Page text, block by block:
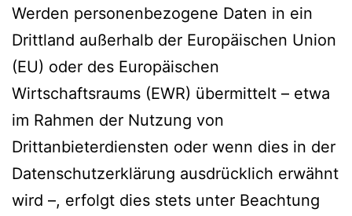
Werden personenbezogene Daten in ein
Drittland außerhalb der Europäischen Union
(EU) oder des Europäischen
Wirtschaftsraums (EWR) übermittelt – etwa
im Rahmen der Nutzung von
Drittanbieterdiensten oder wenn dies in der
Datenschutzerklärung ausdrücklich erwähnt
wird –, erfolgt dies stets unter Beachtung